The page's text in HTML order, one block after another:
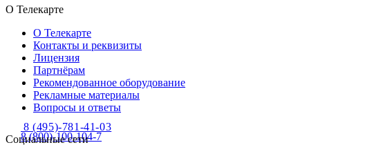
О Телекарте
О Телекарте
Контакты и реквизиты
Лицензия
Партнёрам
Рекомендованное оборудование
Рекламные материалы
Вопросы и ответы
8 (800)-100-104-7
8 (495)-781-41-03
Социальные сети